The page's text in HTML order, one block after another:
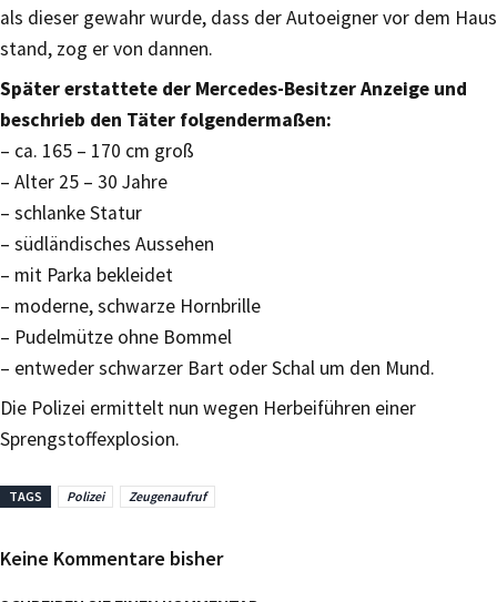
als dieser gewahr wurde, dass der Autoeigner vor dem Haus
stand, zog er von dannen.
Später erstattete der Mercedes-Besitzer Anzeige und
beschrieb den Täter folgendermaßen:
– ca. 165 – 170 cm groß
– Alter 25 – 30 Jahre
– schlanke Statur
– südländisches Aussehen
– mit Parka bekleidet
– moderne, schwarze Hornbrille
– Pudelmütze ohne Bommel
– entweder schwarzer Bart oder Schal um den Mund.
Die Polizei ermittelt nun wegen Herbeiführen einer
Sprengstoffexplosion.
TAGS Polizei Zeugenaufruf
Keine Kommentare bisher